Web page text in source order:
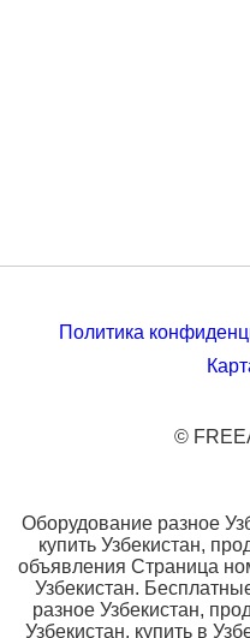
Политика
©
Оборудование разное
купить Узбекистан,
объявления Страница
Узбекистан.
разное Узбекистан,
Узбекистан, купить в